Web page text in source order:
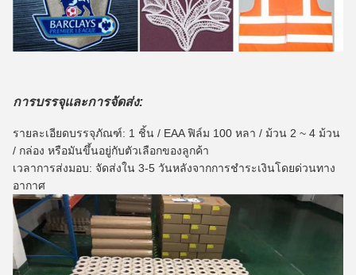
การบรรจุและการจัดส่ง:
รายละเอียดบรรจุภัณฑ์: 1 ชิ้น / EAA ฟิล์ม 100 หลา / ม้วน 2 ~ 4 ม้วน
/ กล่อง หรือมันขึ้นอยู่กับตัวเลือกของลูกค้า
เวลาการส่งมอบ: จัดส่งใน 3-5 วันหลังจากการชำระเงินโดยด่วนทาง
อากาศ